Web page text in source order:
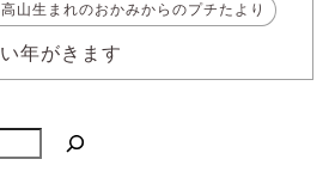
山生まれのおかみからのプチたより
年がきます